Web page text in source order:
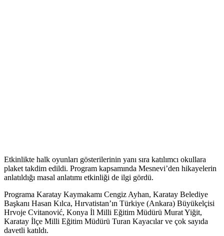
Etkinlikte halk oyunları gösterilerinin yanı sıra katılımcı okullara
plaket takdim edildi. Program kapsamında Mesnevi’den hikayelerin
anlatıldığı masal anlatımı etkinliği de ilgi gördü.
Programa Karatay Kaymakamı Cengiz Ayhan, Karatay Belediye
Başkanı Hasan Kılca, Hırvatistan’ın Türkiye (Ankara) Büyükelçisi
Hrvoje Cvitanović, Konya İl Milli Eğitim Müdürü Murat Yiğit,
Karatay İlçe Milli Eğitim Müdürü Turan Kayacılar ve çok sayıda
davetli katıldı.